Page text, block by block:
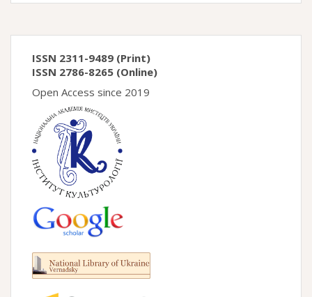
ISSN 2311-9489 (Print)
ISSN 2786-8265 (Online)
Open Access since 2019